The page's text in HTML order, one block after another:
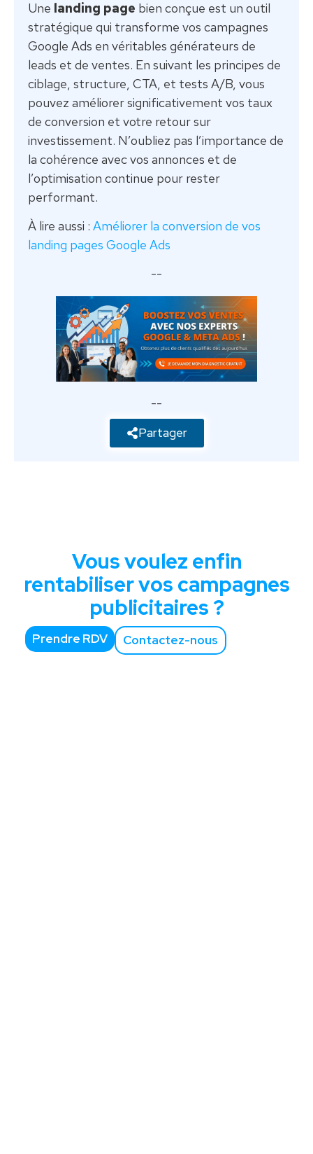
Une landing page bien conçue est un outil
stratégique qui transforme vos campagnes
Google Ads en véritables générateurs de
leads et de ventes. En suivant les principes de
ciblage, structure, CTA, et tests A/B, vous
pouvez améliorer significativement vos taux
de conversion et votre retour sur
investissement. N’oubliez pas l’importance de
la cohérence avec vos annonces et de
l’optimisation continue pour rester
performant.
À lire aussi : Améliorer la conversion de vos
landing pages Google Ads
--
--
Partager
Vous voulez enfin
rentabiliser vos campagnes
publicitaires ?
Prendre RDV Contactez-nous